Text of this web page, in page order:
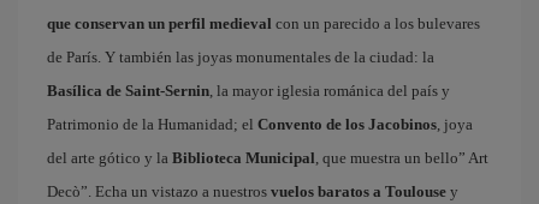
que conservan un perfil medieval con un parecido a los bulevares
de París. Y también las joyas monumentales de la ciudad: la
Basílica de Saint-Sernin, la mayor iglesia románica del país y
Patrimonio de la Humanidad; el Convento de los Jacobinos, joya
del arte gótico y la Biblioteca Municipal, que muestra un bello” Art
Decò”. Echa un vistazo a nuestros vuelos baratos a Toulouse y